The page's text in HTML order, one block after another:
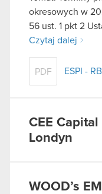
okresowych w
56 ust. 1 pkt 2
Czytaj dalej
PDF ESPI -
CEE
Londyn
WOOD’s